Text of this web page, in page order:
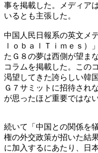
事を掲載した。メディア
いるとも主張した。
中国人民日報系の英文メ
ｌｏｂａｌＴｉｍｅｓ）
たＧ８の夢は西側が望ま
コラムを掲載した。この
渇望してきた誇らしい韓
Ｇ７サミットに招待され
が思ったほど重要ではな
続いて「中国との関係を
権の外交政策が招いた結
に加入するにあたり、日